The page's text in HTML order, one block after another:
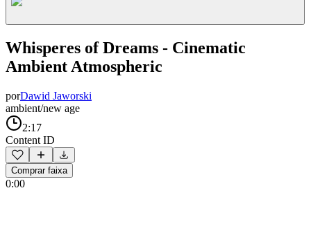
Whisperes of Dreams - Cinematic
Ambient Atmospheric
porDawid Jaworski
ambient/new age
2:17
Content ID
Comprar faixa
0:00